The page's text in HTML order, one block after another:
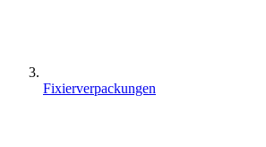
Fixierverpackungen